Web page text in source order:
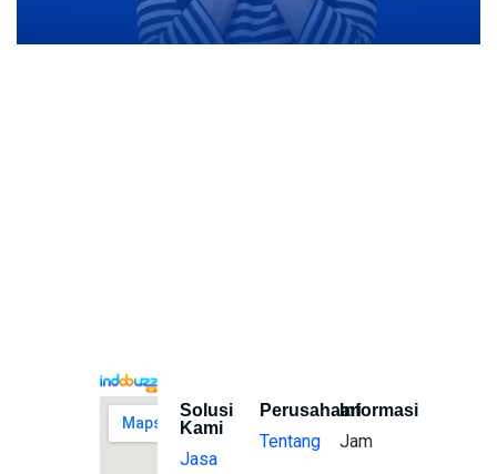
Solusi
Kami
Jasa
Perusahaan
Tentang
Informasi
Jam